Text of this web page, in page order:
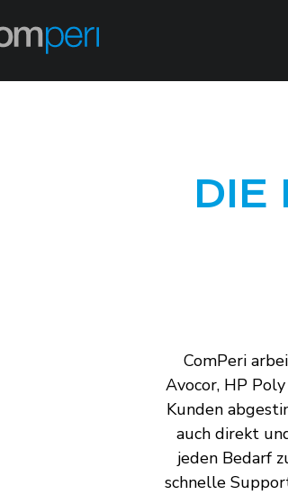
DIE
ComPeri
Avocor, HP
Kunden
auch direkt
jeden Bedarf
schnelle